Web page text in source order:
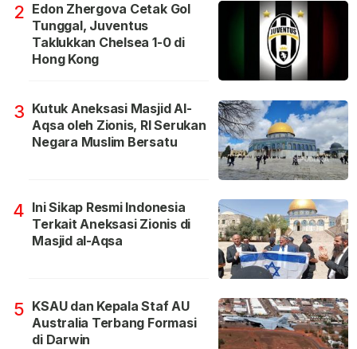
2 Edon Zhergova Cetak Gol
Tunggal, Juventus
Taklukkan Chelsea 1-0 di
Hong Kong
3 Kutuk Aneksasi Masjid Al-
Aqsa oleh Zionis, RI Serukan
Negara Muslim Bersatu
4 Ini Sikap Resmi Indonesia
Terkait Aneksasi Zionis di
Masjid al-Aqsa
5 KSAU dan Kepala Staf AU
Australia Terbang Formasi
di Darwin